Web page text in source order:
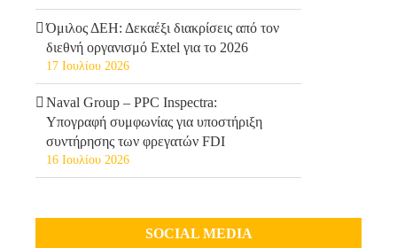
Όμιλος ΔΕΗ: Δεκαέξι διακρίσεις από τον
διεθνή οργανισμό Extel για το 2026
17 Ιουλίου 2026
Naval Group – PPC Inspectra:
Υπογραφή συμφωνίας για υποστήριξη
συντήρησης των φρεγατών FDI
16 Ιουλίου 2026
SOCIAL MEDIA